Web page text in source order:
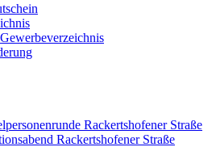
Rackertshofener Straße
Rackertshofener Straße